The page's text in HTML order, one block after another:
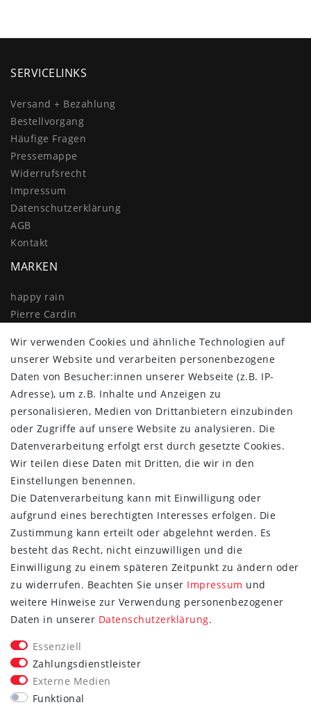
SERVICELINKS
Versand + Bezahlung
Bestellvorgang
Häufige Fragen
Pressemappe
Widerrufs­recht
Impressum
Daten­schutz­erklärung
AGB
Kontakt
MARKEN
happy rain
Pierre Cardin
Doppler
Resckodd
Dernier
Esprit
FOLGE SIE UNS
Vertrag widerrufen
Wir verwenden Cookies und ähnliche Technologien auf
unserer Website und verarbeiten personenbezogene
Daten von Besucher:innen unserer Webseite (z.B. IP-
Adresse), um z.B. Inhalte und Anzeigen zu
personalisieren, Medien von Drittanbietern einzubinden
oder Zugriffe auf unsere Website zu analysieren. Die
Datenverarbeitung erfolgt erst durch gesetzte Cookies.
Wir teilen diese Daten mit Dritten, die wir in den
Einstellungen benennen.
Die Datenverarbeitung kann mit Einwilligung oder
aufgrund eines berechtigten Interesses erfolgen. Die
Zustimmung kann erteilt oder abgelehnt werden. Es
besteht das Recht, nicht einzuwilligen und die
Einwilligung zu einem späteren Zeitpunkt zu ändern oder
zu widerrufen. Beachten Sie unser Impressum und
weitere Hinweise zur Verwendung personenbezogener
Daten in unserer Daten­schutz­erklärung.
Essenziell
Zahlungsdienstleister
Externe Medien
Funktional